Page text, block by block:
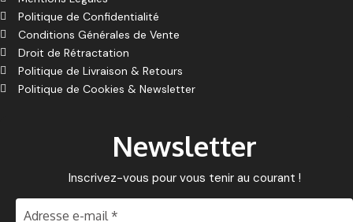
k a
m
b
o
o
k
a
g
r
a
m
Politique de Confidentialité
Conditions Générales de Vente
Droit de Rétractation
Politique de Livraison & Retours
Politique de Cookies & Newsletter
Newsletter
Inscrivez-vous pour vous tenir au courant !